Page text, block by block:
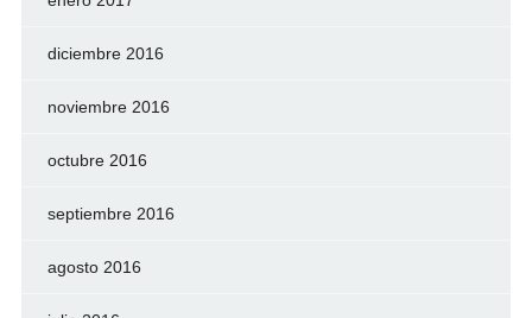
diciembre 2016
noviembre 2016
octubre 2016
septiembre 2016
agosto 2016